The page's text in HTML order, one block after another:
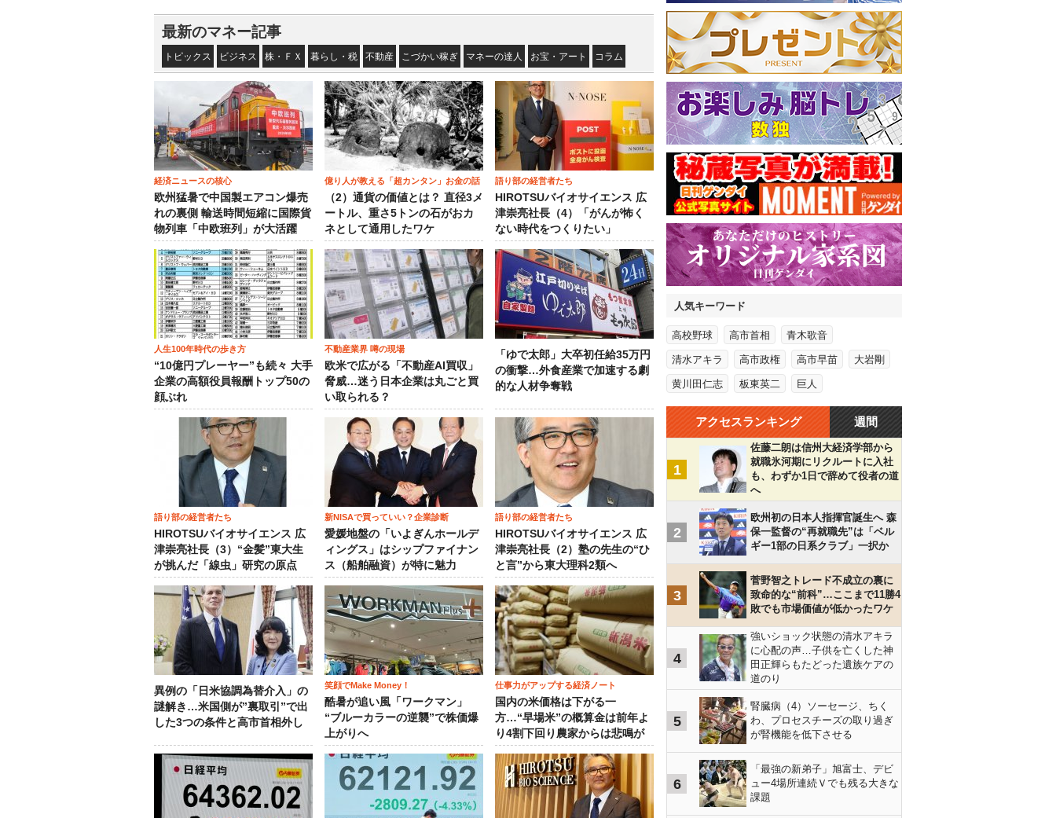
最新のマネー記事
トピックス ビジネス 株・ＦＸ 暮らし・税 不動産 こづかい稼ぎ マネーの達人 お宝・アート コラム
経済ニュースの核心
欧州猛暑で中国製エアコン爆売
れの裏側 輸送時間短縮に国際貨
物列車「中欧班列」が大活躍
億り人が教える「超カンタン」お金の話
（2）通貨の価値とは？ 直径3メ
ートル、重さ5トンの石がおカ
ネとして通用したワケ
語り部の経営者たち
HIROTSUバイオサイエンス 広
津崇亮社長（4）「がんが怖く
ない時代をつくりたい」
人生100年時代の歩き方
“10億円プレーヤー”も続々 大手
企業の高額役員報酬トップ50の
顔ぶれ
不動産業界 噂の現場
欧米で広がる「不動産AI買収」
脅威…迷う日本企業は丸ごと買
い取られる？
「ゆで太郎」大卒初任給35万円
の衝撃…外食産業で加速する劇
的な人材争奪戦
語り部の経営者たち
HIROTSUバイオサイエンス 広
津崇亮社長（3）“金髪”東大生
が挑んだ「線虫」研究の原点
新NISAで買っていい？企業診断
愛媛地盤の「いよぎんホールデ
ィングス」はシップファイナン
ス（船舶融資）が特に魅力
語り部の経営者たち
HIROTSUバイオサイエンス 広
津崇亮社長（2）塾の先生の“ひ
と言”から東大理科2類へ
異例の「日米協調為替介入」の
謎解き…米国側が”裏取引”で出
した3つの条件と高市首相外し
笑顔でMake Money！
酷暑が追い風「ワークマン」
“ブルーカラーの逆襲”で株価爆
上がりへ
仕事力がアップする経済ノート
国内の米価格は下がる一
方…“早場米”の概算金は前年よ
り4割下回り農家からは悲鳴が
人気キーワード
高校野球 高市首相 青木歌音
清水アキラ 高市政権 高市早苗 大岩剛
黄川田仁志 板東英二 巨人
アクセスランキング 週間
1
佐藤二朗は信州大経済学部から
就職氷河期にリクルートに入社
も、わずか1日で辞めて役者の道
へ
2
欧州初の日本人指揮官誕生へ 森
保一監督の“再就職先”は「ベル
ギー1部の日系クラブ」一択か
3
菅野智之トレード不成立の裏に
致命的な“前科”…ここまで11勝4
敗でも市場価値が低かったワケ
4
強いショック状態の清水アキラ
に心配の声…子供を亡くした神
田正輝らもたどった遺族ケアの
道のり
5
腎臓病（4）ソーセージ、ちく
わ、プロセスチーズの取り過ぎ
が腎機能を低下させる
6
「最強の新弟子」旭富士、デビ
ュー4場所連続Ｖでも残る大きな
課題